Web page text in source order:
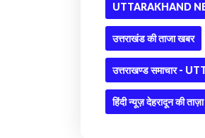
UTTARAKHAND
उत्तराखंड की ताजा खबर
उत्तराखण्ड समाचार -
हिंदी न्यूज़ देहरादून की